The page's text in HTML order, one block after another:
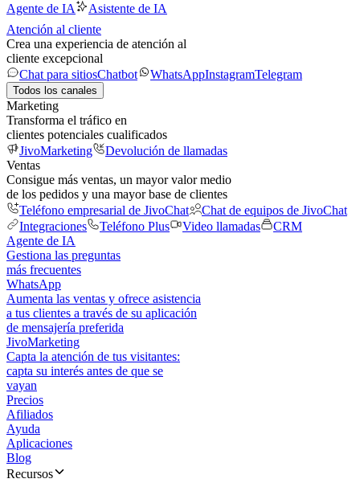
Agente de IA
Asistente de IA
Atención al cliente
Crea una experiencia de atención al
cliente excepcional
Chat para sitiosChatbot WhatsAppInstagramTelegram
Todos los canales
Marketing
Transforma el tráfico en
clientes potenciales cualificados
JivoMarketing
Devolución de llamadas
Ventas
Consigue más ventas, un mayor valor medio
de los pedidos y una mayor base de clientes
Teléfono empresarial de JivoChat
Chat de equipos de JivoChat
Integraciones
Teléfono Plus Video llamadas
CRM
Agente de IA
Gestiona las preguntas
más frecuentes
WhatsApp
Aumenta las ventas y ofrece asistencia
a tus clientes a través de su aplicación
de mensajería preferida
JivoMarketing
Capta la atención de tus visitantes:
capta su interés antes de que se
vayan
Precios
Afiliados
Ayuda
Aplicaciones
Blog
Recursos